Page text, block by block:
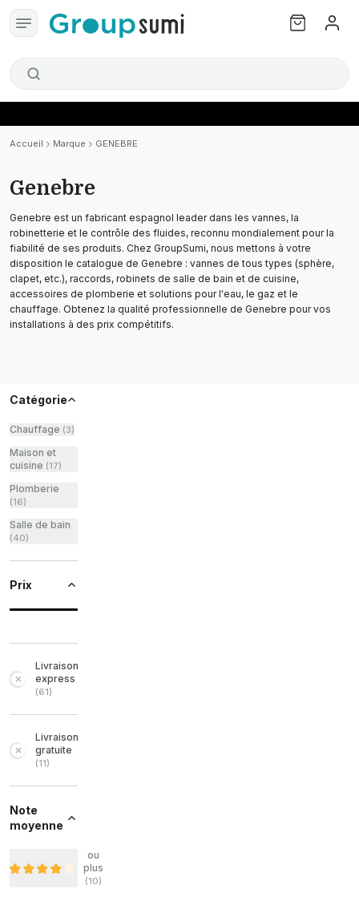
Accueil Marque GENEBRE
Genebre
Genebre est un fabricant espagnol leader dans les vannes, la
robinetterie et le contrôle des fluides, reconnu mondialement pour la
fiabilité de ses produits. Chez GroupSumi, nous mettons à votre
disposition le catalogue de Genebre : vannes de tous types (sphère,
clapet, etc.), raccords, robinets de salle de bain et de cuisine,
accessoires de plomberie et solutions pour l'eau, le gaz et le
chauffage. Obtenez la qualité professionnelle de Genebre pour vos
installations à des prix compétitifs.
Catégorie
Chauffage (3)
Maison et
cuisine (17)
Plomberie
(16)
Salle de bain
(40)
Prix
Livraison
express
(61)
Livraison
gratuite
(11)
Note
moyenne
ou
plus
(10)